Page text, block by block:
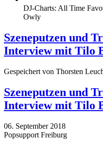
DJ-Charts: All Time
Owly
Szeneputzen und
Interview mit Tilo
Gespeichert von Thorsten
Szeneputzen und
Interview mit Tilo
06. September 2018
Popsupport Freiburg